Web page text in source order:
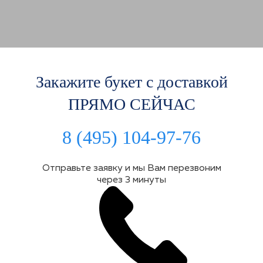
Закажите букет с доставкой
ПРЯМО СЕЙЧАС
8 (495) 104-97-76
Отправьте заявку и мы Вам перезвоним
через 3 минуты